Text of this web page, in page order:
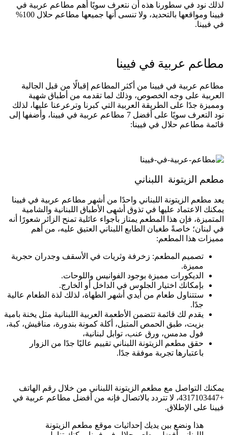
لذلك نود في سطورنا هذه أن نتعرف سويًا أهم مطاعم عربية في
فيينا ومواقعها بالتحديد، ولا تنسى أنها جميعها مطاعم حلال 100%
في فيينا.
مطاعم عربية في فيينا
مطاعم عربية في فيينا من أكثر المطاعم إقبالًا من قبل الجالية
العربية على وجه الخصوص، وذلك لما تقدمه من أطباق شهية
ومميزة جدًا على الطريقة العربية التي كبرنا وترعرعنا عليها، لذلك
نود التعرف سويًا على أفضل 7 مطاعم عربية في فيينا، وأضفها إلى
قائمة مطاعم حلال في فيينا:
مطعم الزيتونة اللبناني
يعد مطعم الزيتونة اللبناني واحدًا من أشهر مطاعم عربية في فيينا
يمكنك الاعتماد عليها في تذوق أشهى الأطباق اللبنانية والشامية
المتميزة، فإن هذا المطعم يمتاز بأجواء عائلية تمنح الزائر شعورًا أنه
في لبنان؛ خاصةً طغيان الطابع اللبناني العتيق عليه، من أهم
مميزات هذا المطعم:
تصميم المطعم: زخرفة وثريات في الأسقف وجدران حجرية
مميزة.
الديكورات مميزة بوجود الفوانيس واللوحات.
بإمكانك اختيار الجلوس في الداخل أو الخارج.
ستتناول طعام من أيدي أشهر الطهاة، لذلك لذة الطعام عالية
جدًا.
يقدم لك قائمة تتضمن الأطعمة العربية اللبنانية مثل يخنة بامية
بزيت، طبق الحمص المتبل، أكلة كمونة بندورة، مناقيش، كبة،
فول مدمس، ورق عنب، توابل لبنانية،
حقق مطعم الزيتونة اللبناني تقييم عاليًا جدًا من الزوار
باعتبارها تجربة موفقة جدًا.
يمكنك التواصل مع مطعم الزيتونة اللبناني من خلال رقم الهاتف
+4317103447، لا تتردد بالاتصال فإنه من أفضل مطاعم عربية في
فيينا على الإطلاق.
هذا ونضع بين يديك إحداثيات موقع مطعم الزيتونة